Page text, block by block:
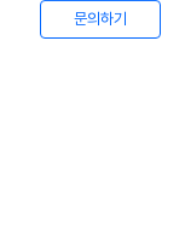
문의하기